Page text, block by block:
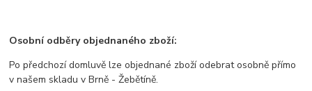
Osobní odběry objednaného zboží:
Po předchozí domluvě lze objednané zboží odebrat osobně přímo
v našem skladu v Brně - Žebětíně.